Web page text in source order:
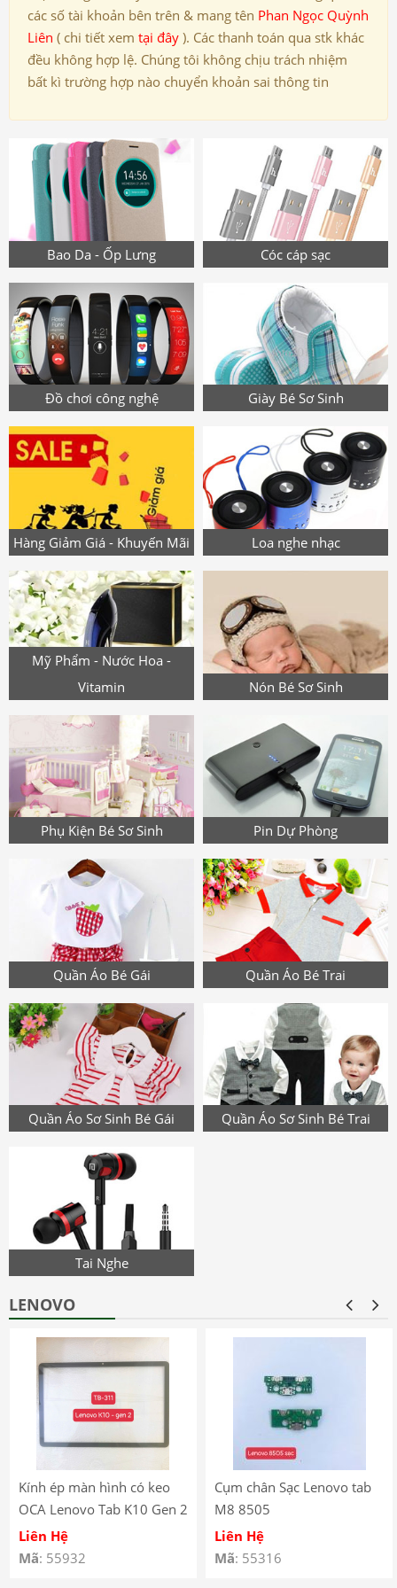
các số tài khoản bên trên & mang tên Phan Ngọc Quỳnh
Liên ( chi tiết xem tại đây ). Các thanh toán qua stk khác
đều không hợp lệ. Chúng tôi không chịu trách nhiệm
bất kì trường hợp nào chuyển khoản sai thông tin
Bao Da - Ốp Lưng Cóc cáp sạc
Đồ chơi công nghệ Giày Bé Sơ Sinh
Hàng Giảm Giá - Khuyến Mãi Loa nghe nhạc
Mỹ Phẩm - Nước Hoa -
Vitamin
Nón Bé Sơ Sinh
Phụ Kiện Bé Sơ Sinh Pin Dự Phòng
Quần Áo Bé Gái Quần Áo Bé Trai
Quần Áo Sơ Sinh Bé Gái Quần Áo Sơ Sinh Bé Trai
Tai Nghe
LENOVO
Kính ép màn hình có keo
OCA Lenovo Tab K10 Gen 2
(2025) – TB-311
Liên Hệ
Mã: 55932
Cụm chân Sạc Lenovo tab
M8 8505
Liên Hệ
Mã: 55316